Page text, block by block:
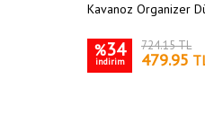
Kavanoz Organizer
%34
indirim
724.15 TL
479.95